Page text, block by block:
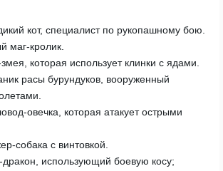
кот, специалист по рукопашному бою.
маг-кролик.
которая использует клинки с ядами.
расы бурундуков, вооруженный
овечка, которая атакует острыми
собака с винтовкой.
использующий боевую косу;